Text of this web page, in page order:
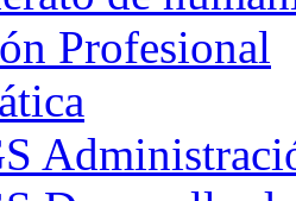
Profesional